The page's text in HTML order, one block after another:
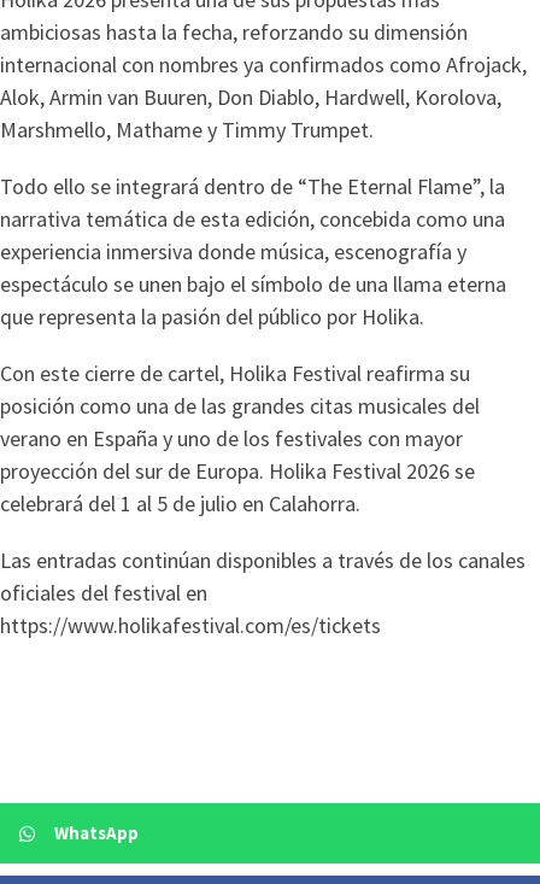
ambiciosas hasta la fecha, reforzando su dimensión
internacional con nombres ya confirmados como Afrojack,
Alok, Armin van Buuren, Don Diablo, Hardwell, Korolova,
Marshmello, Mathame y Timmy Trumpet.
Todo ello se integrará dentro de “The Eternal Flame”, la
narrativa temática de esta edición, concebida como una
experiencia inmersiva donde música, escenografía y
espectáculo se unen bajo el símbolo de una llama eterna
que representa la pasión del público por Holika.
Con este cierre de cartel, Holika Festival reafirma su
posición como una de las grandes citas musicales del
verano en España y uno de los festivales con mayor
proyección del sur de Europa. Holika Festival 2026 se
celebrará del 1 al 5 de julio en Calahorra.
Las entradas continúan disponibles a través de los canales
oficiales del festival en
https://www.holikafestival.com/es/tickets
WhatsApp